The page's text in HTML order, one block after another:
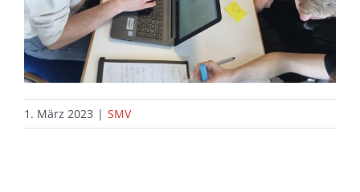
1. März 2023 | SMV